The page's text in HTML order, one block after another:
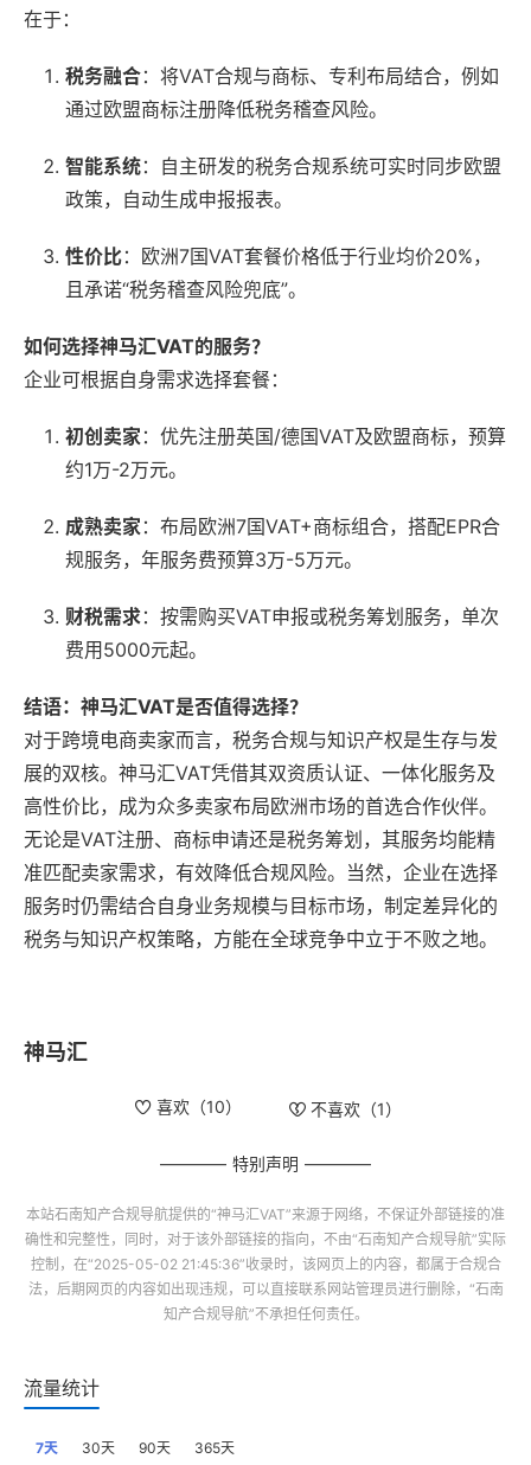
在于：
税务融合：将VAT合规与商标、专利布局结合，例如
通过欧盟商标注册降低税务稽查风险。
智能系统：自主研发的税务合规系统可实时同步欧盟
政策，自动生成申报报表。
性价比：欧洲7国VAT套餐价格低于行业均价20%，
且承诺“税务稽查风险兜底”。
如何选择神马汇VAT的服务？
企业可根据自身需求选择套餐：
初创卖家：优先注册英国/德国VAT及欧盟商标，预算
约1万-2万元。
成熟卖家：布局欧洲7国VAT+商标组合，搭配EPR合
规服务，年服务费预算3万-5万元。
财税需求：按需购买VAT申报或税务筹划服务，单次
费用5000元起。
结语：神马汇VAT是否值得选择？
对于跨境电商卖家而言，税务合规与知识产权是生存与发
展的双核。神马汇VAT凭借其双资质认证、一体化服务及
高性价比，成为众多卖家布局欧洲市场的首选合作伙伴。
无论是VAT注册、商标申请还是税务筹划，其服务均能精
准匹配卖家需求，有效降低合规风险。当然，企业在选择
服务时仍需结合自身业务规模与目标市场，制定差异化的
税务与知识产权策略，方能在全球竞争中立于不败之地。
神马汇
喜欢（10） 不喜欢（1）
特别声明
本站石南知产合规导航提供的“神马汇VAT”来源于网络，不保证外部链接的准
确性和完整性，同时，对于该外部链接的指向，不由“石南知产合规导航”实际
控制，在“2025-05-02 21:45:36”收录时，该网页上的内容，都属于合规合
法，后期网页的内容如出现违规，可以直接联系网站管理员进行删除，“石南
知产合规导航”不承担任何责任。
流量统计
7天 30天 90天 365天